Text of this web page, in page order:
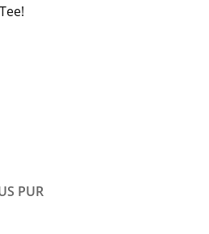
PUR